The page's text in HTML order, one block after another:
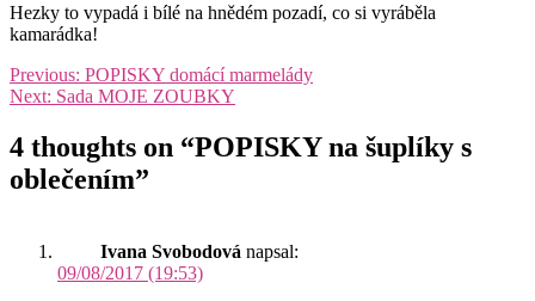
Hezky to vypadá i bílé na hnědém pozadí, co si vyráběla
kamarádka!
Navigace
pro
příspěvek
Previous: POPISKY domácí marmelády
Next: Sada MOJE ZOUBKY
4 thoughts on “POPISKY na šuplíky s
oblečením”
Ivana Svobodová napsal:
09/08/2017 (19:53)